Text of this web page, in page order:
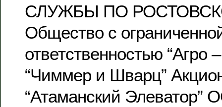
СЛУЖБЫ ПО
Общество с
ответственностью
“Чиммер и Шварц”
“Атаманский